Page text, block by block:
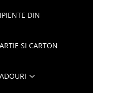
DIN
SI CARTON